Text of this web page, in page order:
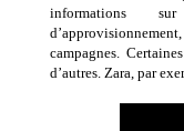
informations
campagnes.
d’autres. Zara, par